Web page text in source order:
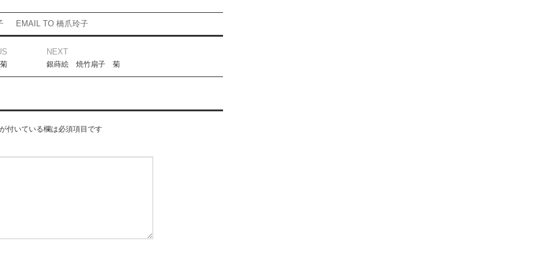
EMAIL TO 橋爪玲子
NEXT
銀蒔絵 焼竹扇子 菊
付いている欄は必須項目です